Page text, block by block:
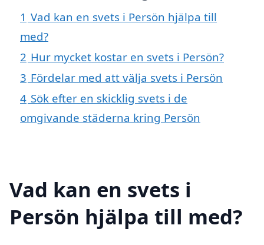
1 Vad kan en svets i Persön hjälpa till
med?
2 Hur mycket kostar en svets i Persön?
3 Fördelar med att välja svets i Persön
4 Sök efter en skicklig svets i de
omgivande städerna kring Persön
Vad kan en svets i
Persön hjälpa till med?